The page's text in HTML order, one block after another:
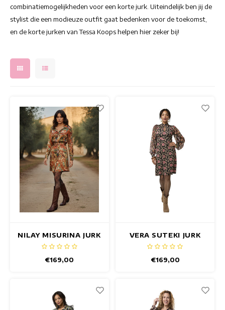
Cocktailjurken
Elegante jurken
Getailleerde jurken
Kleurrijke Jurken
Kokerjurken
Korte Jurken
Lange Jurken
Mouwloze Damestops
Tops Met Korte Mouwen
Zomertops
Gekleurde broek
Hoge taille broek
Rokken met prints
Zomerrokken
CHF
combinatiemogelijkheden voor een korte jurk. Uiteindelijk ben jij de
stylist die een modieuze outfit gaat bedenken voor de toekomst,
en de korte jurken van Tessa Koops helpen hier zeker bij!
NILAY MISURINA JURK
€169,00
VERA SUTEKI JURK
€169,00